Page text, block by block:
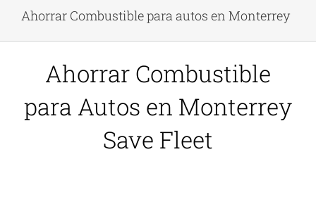
Ahorrar Combustible para autos en Monterrey
Ahorrar Combustible
para Autos en Monterrey
Save Fleet